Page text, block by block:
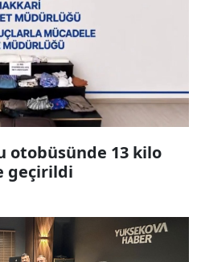
otobüsünde 13 kilo
geçirildi